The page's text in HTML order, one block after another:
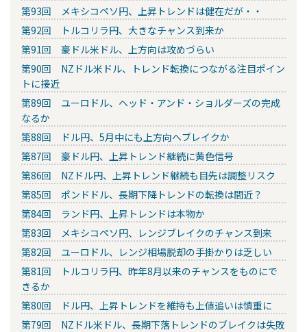
第93回 メキシコペソ円、上昇トレンドは健在だが・・
第92回 トルコリラ円、大きなチャンス到来か
第91回 豪ドル米ドル、上方向は攻めづらい
第90回 NZドル米ドル、トレンド転換につながる注目ポイン
トに接近
第89回 ユーロドル、ヘッド・アンド・ショルダーズの完成
なるか
第88回 ドル円、5月中にも上方向へブレイクか
第87回 豪ドル円、上昇トレンド継続に黄色信号
第86回 NZドル円、上昇トレンド継続も目先は調整リスク
第85回 ポンドドル、長期下降トレンドの転換は間近？
第84回 ランド円、上昇トレンドは本物か
第83回 メキシコペソ円、レンジブレイクのチャンス到来
第82回 ユーロドル、レンジ相場脱却の手掛かりは乏しい
第81回 トルコリラ円、昨年8月以来のチャンスをものにで
きるか
第80回 ドル円、上昇トレンドを維持も上値追いは慎重に
第79回 NZドル米ドル、長期下落トレンドのブレイクは失敗